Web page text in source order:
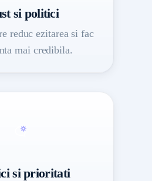
si politici
reduc ezitarea si fac
mai credibila.
si prioritati